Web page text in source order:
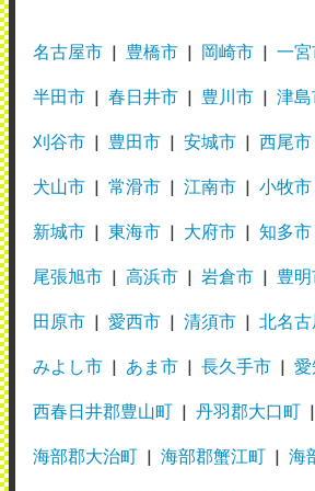
名古屋市 豊橋市 岡崎市 一
半田市 春日井市 豊川市 津
刈谷市 豊田市 安城市 西尾市
犬山市 常滑市 江南市 小牧市
新城市 東海市 大府市 知多市
尾張旭市 高浜市 岩倉市 豊
田原市 愛西市 清須市 北名
みよし市 あま市 長久手市
西春日井郡豊山町 丹羽郡大口町
海部郡大治町 海部郡蟹江町 海